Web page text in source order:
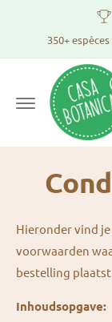
l
o
e
350+
Hieronder vind
voorwaarden
bestelling plaatst
Inhoudsopgave: